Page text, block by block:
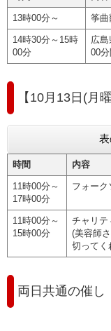
13時00分～ 筝曲
14時30分～15時
00分
広
00
【10月13日(月
時間 内容
11時00分～
17時00分
フォーク
11時00分～
15時00分
チャリテ
(美容師
切ってく
両日共通の催し